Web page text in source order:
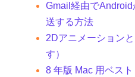
Gmail経由で
送する方法
2Dアニメーション
す）
8 年版 Mac 用ベス